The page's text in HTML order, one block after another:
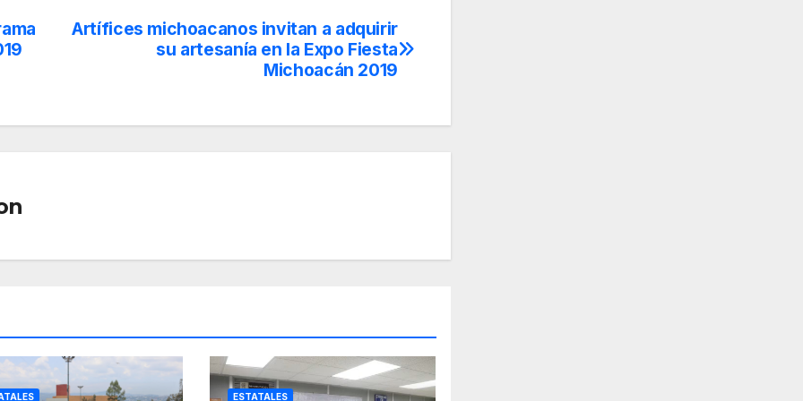
Artífices michoacanos invitan a adquirir
su artesanía en la Expo Fiesta
Michoacán 2019
ESTATALES